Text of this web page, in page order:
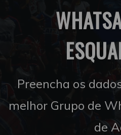
Preencha os
melhor Grupo de
de